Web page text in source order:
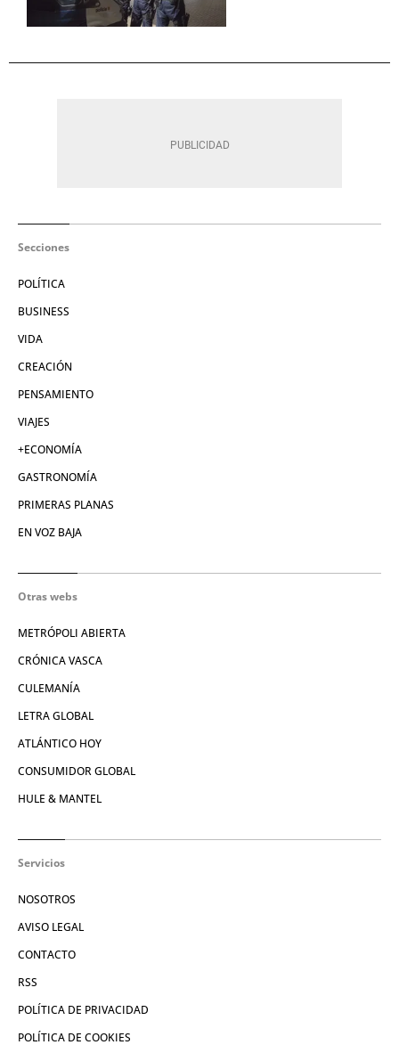
Secciones
POLÍTICA
BUSINESS
VIDA
CREACIÓN
PENSAMIENTO
VIAJES
+ECONOMÍA
GASTRONOMÍA
PRIMERAS PLANAS
EN VOZ BAJA
Otras webs
METRÓPOLI ABIERTA
CRÓNICA VASCA
CULEMANÍA
LETRA GLOBAL
ATLÁNTICO HOY
CONSUMIDOR GLOBAL
HULE & MANTEL
Servicios
NOSOTROS
AVISO LEGAL
CONTACTO
RSS
POLÍTICA DE PRIVACIDAD
POLÍTICA DE COOKIES